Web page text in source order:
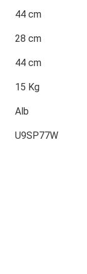
44 cm
28 cm
44 cm
15 Kg
Alb
U9SP77W